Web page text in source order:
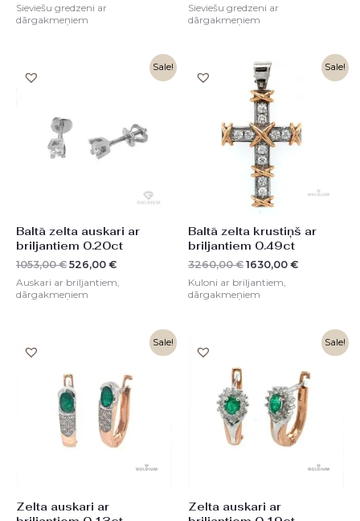
Sieviešu gredzeni ar
dārgakmeņiem
Sieviešu gredzeni ar
dārgakmeņiem
Sale!
Baltā zelta auskari ar
briljantiem 0.20ct
1053,00€ 526,00 €
Current
Auskari ar briljantiem,
dārgakmeņiem
Sale!
Baltā zelta krustiņš ar
briljantiem 0.49ct
3260,00€
Original
price
was:
3260,00 €.
1630,00 €
Current
price
Kuloni ar briljantiem,
dārgakmeņiem
Sale!
Zelta auskari ar
2064,00 €.
Current
price
1032,00 €.
Sale!
Zelta auskari ar
2302,00 €.
Current
1151,00 €.